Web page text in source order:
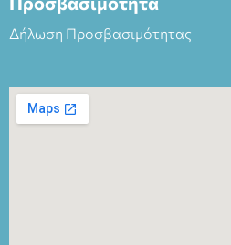
Δήλωση Προσβασιμότητας